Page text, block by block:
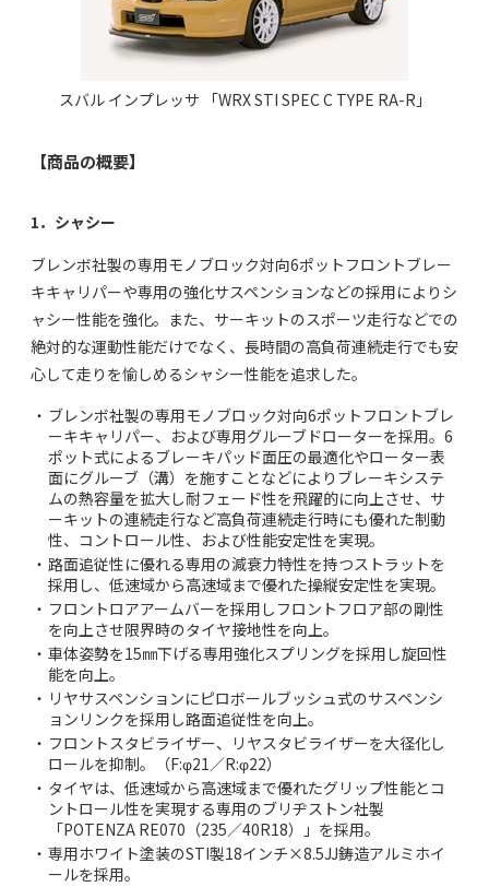
スバル インプレッサ 「WRX STI SPEC C TYPE RA-R」
【商品の概要】
1．シャシー
ブレンボ社製の専用モノブロック対向6ポットフロントブレー
キキャリパーや専用の強化サスペンションなどの採用によりシ
ャシー性能を強化。また、サーキットのスポーツ走行などでの
絶対的な運動性能だけでなく、長時間の高負荷連続走行でも安
心して走りを愉しめるシャシー性能を追求した。
・ ブレンボ社製の専用モノブロック対向6ポットフロントブレ
ーキキャリパー、および専用グルーブドローターを採用。6
ポット式によるブレーキパッド面圧の最適化やローター表
面にグルーブ（溝）を施すことなどによりブレーキシステ
ムの熱容量を拡大し耐フェード性を飛躍的に向上させ、サ
ーキットの連続走行など高負荷連続走行時にも優れた制動
性、コントロール性、および性能安定性を実現。
・ 路面追従性に優れる専用の減衰力特性を持つストラットを
採用し、低速域から高速域まで優れた操縦安定性を実現。
・ フロントロアアームバーを採用しフロントフロア部の剛性
を向上させ限界時のタイヤ接地性を向上。
・ 車体姿勢を15㎜下げる専用強化スプリングを採用し旋回性
能を向上。
・ リヤサスペンションにピロボールブッシュ式のサスペンシ
ョンリンクを採用し路面追従性を向上。
・ フロントスタビライザー、リヤスタビライザーを大径化し
ロールを抑制。（F:φ21／R:φ22）
・ タイヤは、低速域から高速域まで優れたグリップ性能とコ
ントロール性を実現する専用のブリヂストン社製
「POTENZA RE070（235／40R18）」を採用。
・ 専用ホワイト塗装のSTI製18インチ×8.5JJ鋳造アルミホイ
ールを採用。